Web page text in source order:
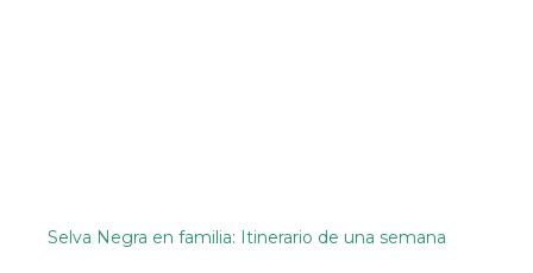
Selva Negra en familia: Itinerario de una semana